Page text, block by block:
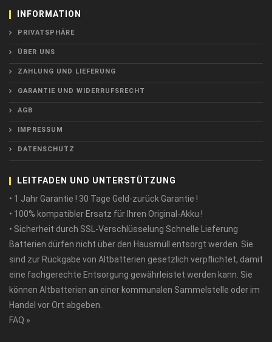
INFORMATION
PRIVATSPHÄRE
ÜBER UNS
ZAHLUNG UND LIEFERUNG
GARANTIE UND WIDERRUFSRECHT
AGB
IMPRESSUM
DATENSCHUTZ
LEITFADEN UND UNTERSTÜTZUNG
• 1 Jahr Garantie ! 30 Tage Geld-zurück Garantie !
• 100% kompatibler Ersatz für Ihren Original-Akku !
• Sicherheit durch SSL-Verschlüsselung Schnelle Lieferung
Batterien dürfen nicht über den Hausmüll entsorgt werden. Sie
sind zur Rückgabe von Altbatterien gesetzlich verpflichtet, damit
eine fachgerechte Entsorgung gewährleistet werden kann. Sie
können Altbatterien an einer kommunalen Sammelstelle oder im
Handel vor Ort abgeben.
FAQ »